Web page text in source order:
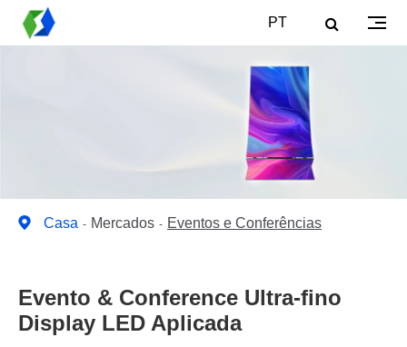
PT
Casa Mercados Eventos e Conferências
Evento & Conference Ultra-fino
Display LED Aplicada